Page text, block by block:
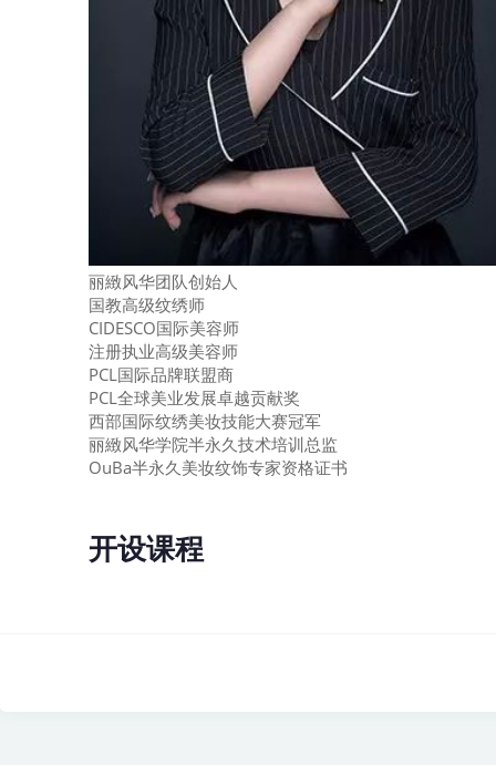
丽緻风华团队创始人
国教高级纹绣师
CIDESCO国际美容师
注册执业高级美容师
PCL国际品牌联盟商
PCL全球美业发展卓越贡献奖
西部国际纹绣美妆技能大赛冠军
丽緻风华学院半永久技术培训总监
OuBa半永久美妆纹饰专家资格证书
开设课程